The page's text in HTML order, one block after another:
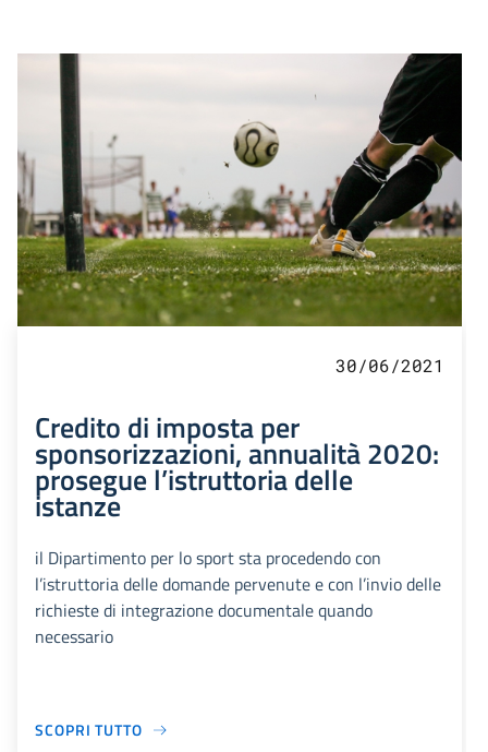
30/06/2021
Credito di imposta per
sponsorizzazioni, annualità 2020:
prosegue l’istruttoria delle
istanze
il Dipartimento per lo sport sta procedendo con
l’istruttoria delle domande pervenute e con l’invio delle
richieste di integrazione documentale quando
necessario
SCOPRI TUTTO